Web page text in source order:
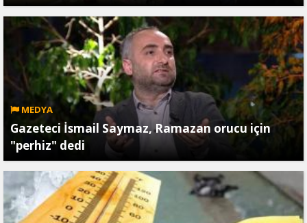
MEDYA
Gazeteci İsmail Saymaz, Ramazan orucu için
"perhiz" dedi